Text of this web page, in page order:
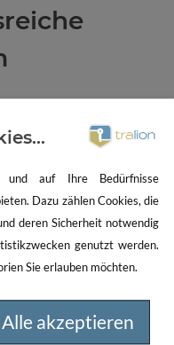
Selbständige,
weiteren Funktionen
11 Pro kaufen,
Protection
zur
Pro Features sind die
mobile
for Business,
auf Ihre Bedürfnisse
Dazu zählen Cookies, die
deren Sicherheit notwendig
genutzt werden.
Sie erlauben möchten.
Alle akzeptieren